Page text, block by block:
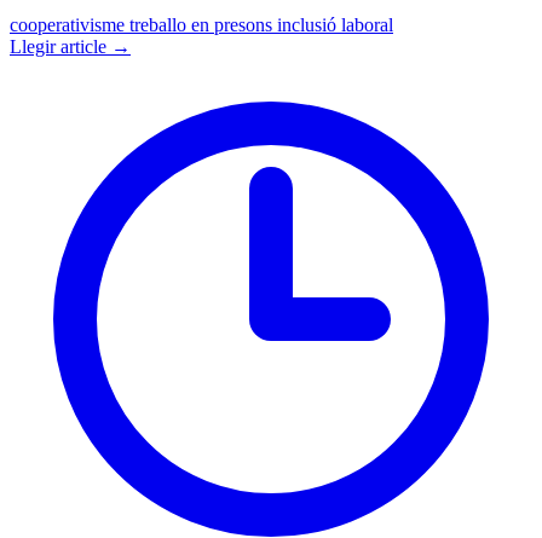
cooperativisme treballo en presons inclusió laboral
Llegir article →